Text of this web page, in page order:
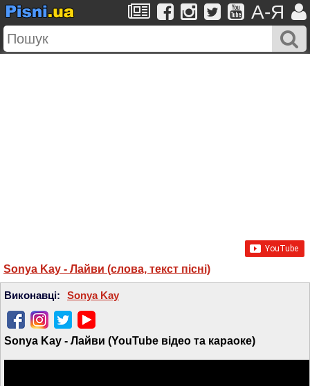
A-Я
Sonya Kay - Лайви (слова, текст пісні)
Виконавці: Sonya Kay
Sonya Kay - Лайви (YouTube відео та караоке)